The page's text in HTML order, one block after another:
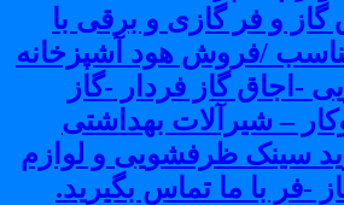
و فر گازی و برقی با
/فروش هود آشپزخانه
گاز فردار -گاز
– شیرآلات بهداشتی
سینک ظرفشویی و لوازم
-فر با ما تماس بگیرید.